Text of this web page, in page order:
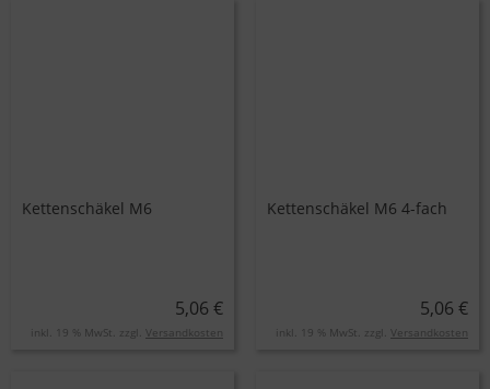
Kettenschäkel M6
5,06 €
inkl. 19 % MwSt. zzgl. Versandkosten
Kettenschäkel M6 4-fach
5,06 €
inkl. 19 % MwSt. zzgl. Versandkosten